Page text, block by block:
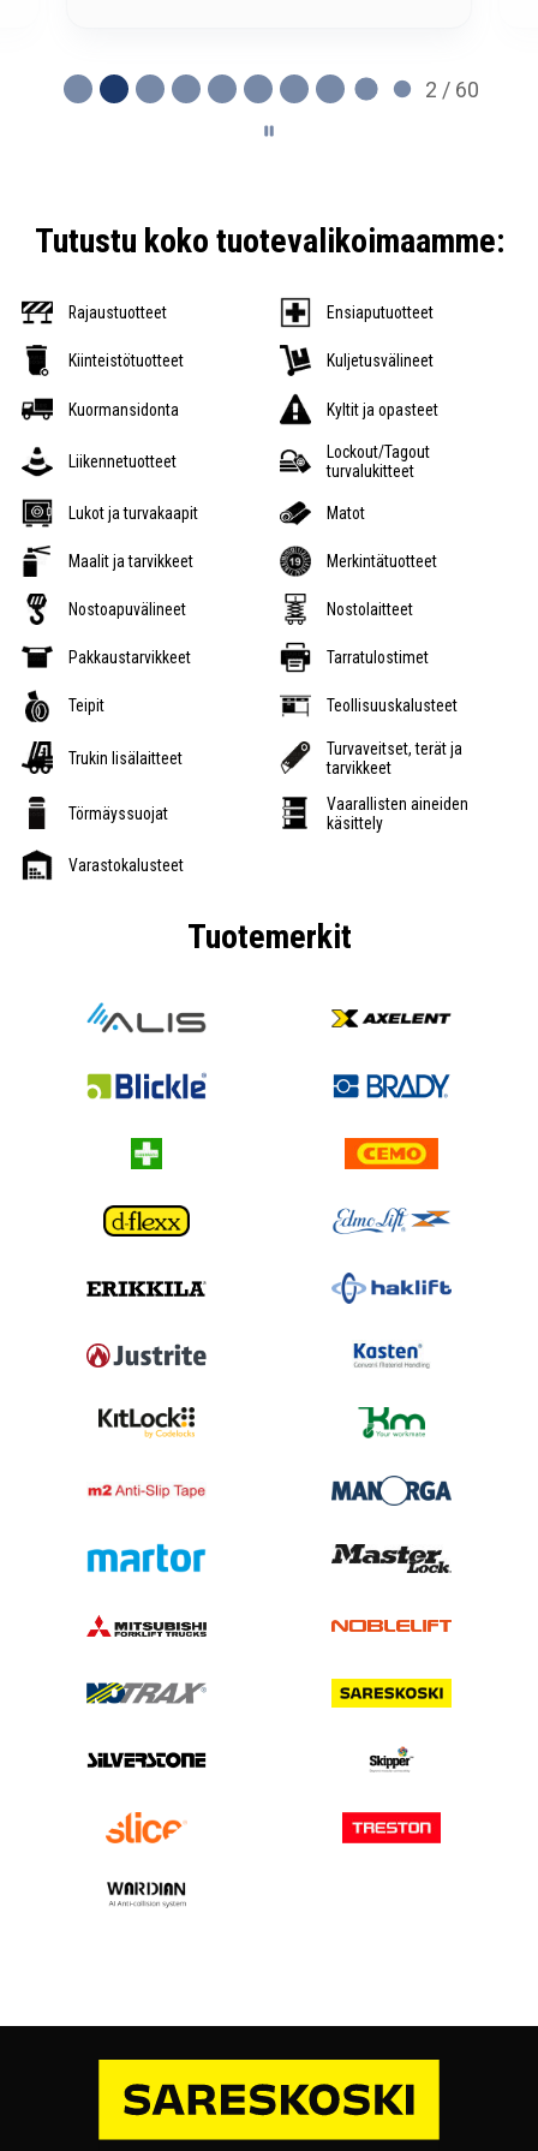
2 / 60
Tutustu koko tuotevalikoimaamme:
Rajaustuotteet Ensiaputuotteet
Kiinteistötuotteet Kuljetusvälineet
Kuormansidonta Kyltit ja opasteet
Liikennetuotteet
Lockout/Tagout
turvalukitteet
Lukot ja turvakaapit Matot
Maalit ja tarvikkeet Merkintätuotteet
Nostoapuvälineet Nostolaitteet
Pakkaustarvikkeet Tarratulostimet
Teipit Teollisuuskalusteet
Trukin lisälaitteet
Turvaveitset, terät ja
tarvikkeet
Törmäyssuojat
Vaarallisten aineiden
käsittely
Varastokalusteet
Tuotemerkit